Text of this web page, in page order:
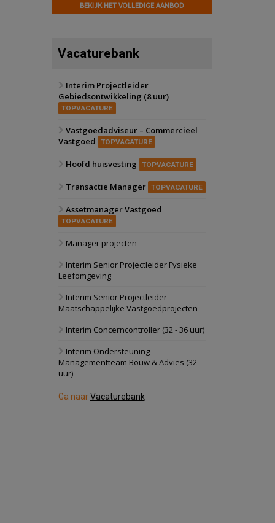
17 september 2026
Voormalig
Zwanenburg
6 oktober 2026
Oranje
28 september 2026
bedrijventerrein
Bekijk
Schuinesloot
politiebureau
17 september 2026
Voormalig
BEKIJK HET VOLLEDIGE AANBOD
Vacaturebank
Interim Projectleider
Gebiedsontwikkeling (8 uur)
TOPVACATURE
Vastgoedadviseur – Commercieel
Vastgoed
TOPVACATURE
Hoofd huisvesting TOPVACATURE
Transactie Manager TOPVACATURE
Assetmanager Vastgoed
TOPVACATURE
Manager projecten
Interim Senior Projectleider Fysieke
Leefomgeving
Interim Senior Projectleider
Maatschappelijke Vastgoedprojecten
Interim Concerncontroller (32 - 36 uur)
Interim Ondersteuning
Managementteam Bouw & Advies (32
uur)
Ga naarVacaturebank